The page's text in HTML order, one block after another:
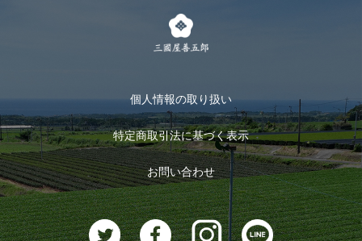
お茶のギフト
おすすめのお茶
お茶に合うスイーツ
ログイン
ログアウト
個人情報の取り扱い
特定商取引法に基づく表示
お問い合わせ